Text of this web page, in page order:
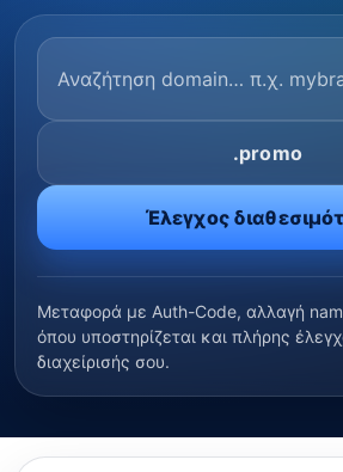
.promo
Έλεγχος
Μεταφορά με Auth-Code, αλλαγή
όπου υποστηρίζεται και πλήρης
διαχείρισής σου.